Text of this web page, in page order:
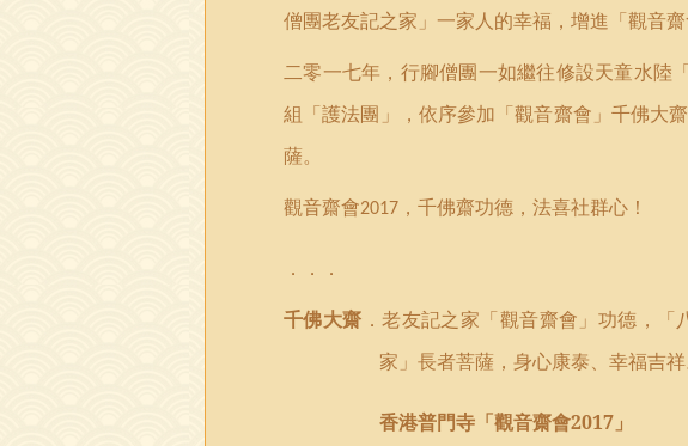
僧團老友記之家」一家人的幸福，增進「觀音齋
二零一七年，行腳僧團一如繼往修設天童水陸
組「護法團」，依序參加「觀音齋會」千佛大
薩。
觀音齋會2017 ，千佛齋功德，法喜社群心！
．．．
千佛大齋 ．老友記之家「觀音齋會」功德，
家」長者菩薩，身心康泰、幸福吉祥
香港普門寺「觀音齋會2017」